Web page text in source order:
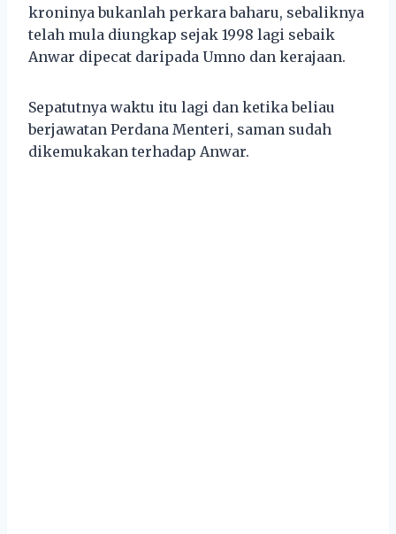
kroninya bukanlah perkara baharu, sebaliknya
telah mula diungkap sejak 1998 lagi sebaik
Anwar dipecat daripada Umno dan kerajaan.
Sepatutnya waktu itu lagi dan ketika beliau
berjawatan Perdana Menteri, saman sudah
dikemukakan terhadap Anwar.